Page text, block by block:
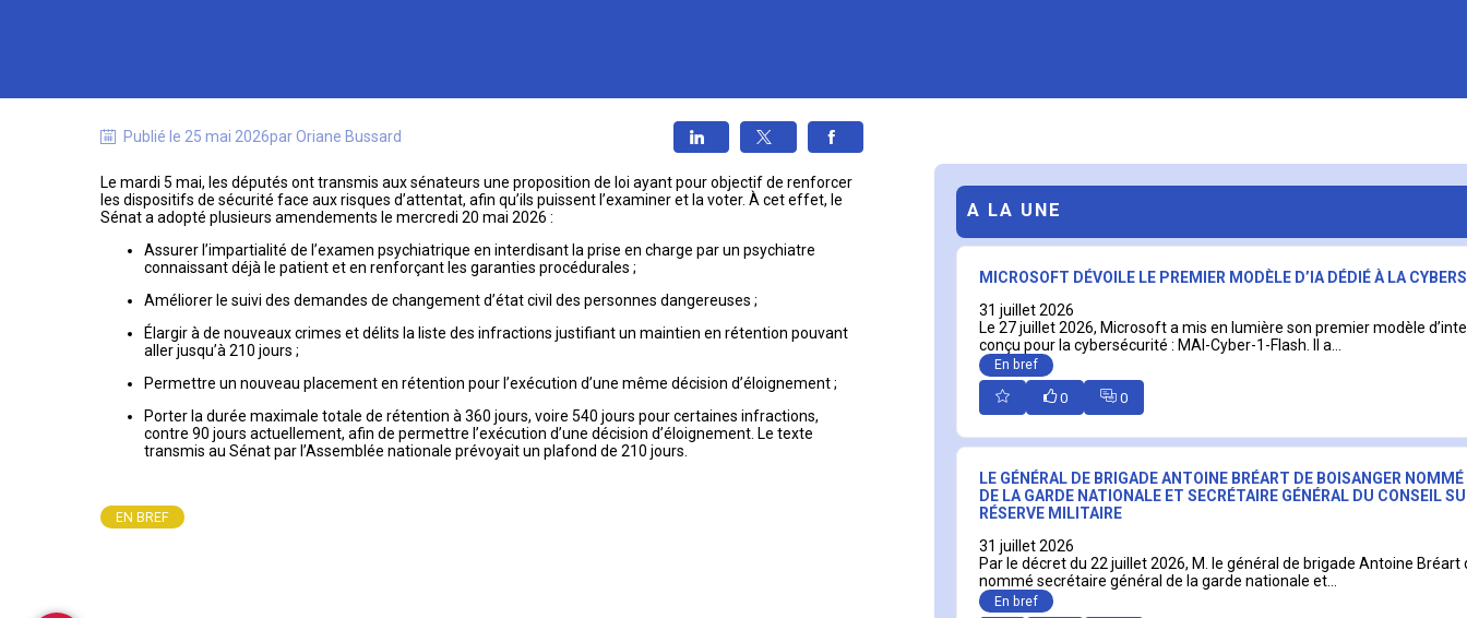
Publié le 25 mai 2026parOriane Bussard
Le mardi 5 mai, les députés ont transmis aux sénateurs une proposition de loi ayant pour objectif de renforcer
les dispositifs de sécurité face aux risques d’attentat, afin qu’ils puissent l’examiner et la voter. À cet effet, le
Sénat a adopté plusieurs amendements le mercredi 20 mai 2026 :
Assurer l’impartialité de l’examen psychiatrique en interdisant la prise en charge par un psychiatre
connaissant déjà le patient et en renforçant les garanties procédurales ;
Améliorer le suivi des demandes de changement d’état civil des personnes dangereuses ;
Élargir à de nouveaux crimes et délits la liste des infractions justifiant un maintien en rétention pouvant
aller jusqu’à 210 jours ;
Permettre un nouveau placement en rétention pour l’exécution d’une même décision d’éloignement ;
Porter la durée maximale totale de rétention à 360 jours, voire 540 jours pour certaines infractions,
contre 90 jours actuellement, afin de permettre l’exécution d’une décision d’éloignement. Le texte
transmis au Sénat par l’Assemblée nationale prévoyait un plafond de 210 jours.
EN BREF
A LA UNE
MICROSOFT DÉVOILE LE PREMIER MODÈLE D’IA DÉDIÉ À LA
31 juillet 2026
Le 27 juillet 2026, Microsoft a mis en lumière son premier modèle
conçu pour la cybersécurité : MAI-Cyber-1-Flash. Il a...
En bref
0 0
LE GÉNÉRAL DE BRIGADE ANTOINE BRÉART DE BOISANGER
DE LA GARDE NATIONALE ET SECRÉTAIRE GÉNÉRAL DU CONSEIL
RÉSERVE MILITAIRE
31 juillet 2026
Par le décret du 22 juillet 2026, M. le général de brigade Antoine Bréart
nommé secrétaire général de la garde nationale et...
En bref